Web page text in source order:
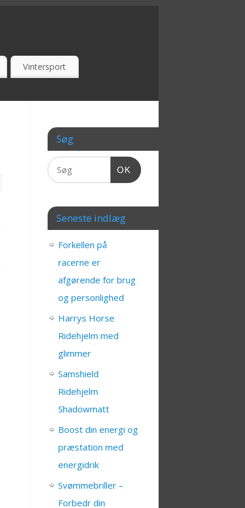
Vintersport
Søg
OK
Seneste indlæg
Forkellen på
racerne er
afgørende for brug
og personlighed
Harrys Horse
Ridehjelm med
glimmer
Samshield
Ridehjelm
Shadowmatt
Boost din energi og
præstation med
energidrik
Svømmebriller –
Forbedr din